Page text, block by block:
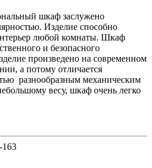
шкаф заслужено
Изделие способно
любой комнаты. Шкаф
и безопасного
произведено на современном
а потому отличается
разнообразным механическим
весу, шкаф очень легко